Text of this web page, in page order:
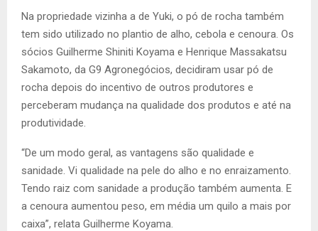
Na propriedade vizinha a de Yuki, o pó de rocha também
tem sido utilizado no plantio de alho, cebola e cenoura. Os
sócios Guilherme Shiniti Koyama e Henrique Massakatsu
Sakamoto, da G9 Agronegócios, decidiram usar pó de
rocha depois do incentivo de outros produtores e
perceberam mudança na qualidade dos produtos e até na
produtividade.
“De um modo geral, as vantagens são qualidade e
sanidade. Vi qualidade na pele do alho e no enraizamento.
Tendo raiz com sanidade a produção também aumenta. E
a cenoura aumentou peso, em média um quilo a mais por
caixa”, relata Guilherme Koyama.